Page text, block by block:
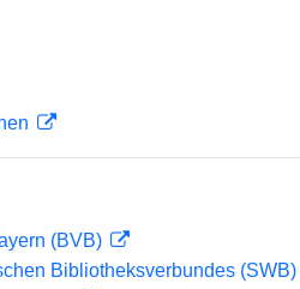
(BVB)
Bibliotheksverbundes (SWB)